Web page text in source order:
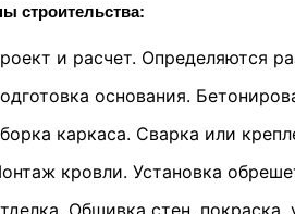
строительства:
и расчет. Определяются
основания.
каркаса. Сварка или
кровли. Установка
Обшивка стен, покраска,